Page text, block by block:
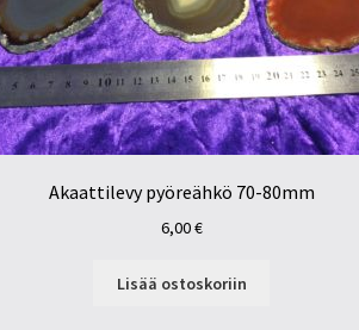
Akaattilevy pyöreähkö 70-80mm
6,00€
Lisää ostoskoriin